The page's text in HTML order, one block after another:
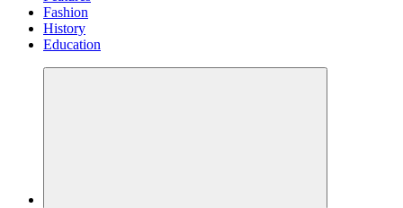
Fashion
History
Education